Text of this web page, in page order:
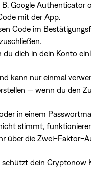
Google Authenticator
mit der App.
Code im
du dich in dein Konto
kann nur einmal
— wenn du den
in einem
stimmt,
über dieZwei-Faktor-
dein Cryptonow